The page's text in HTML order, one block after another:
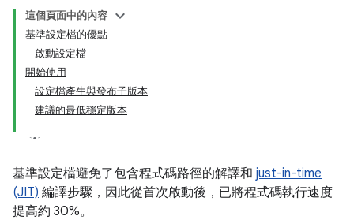
這個頁面中的內容
基準設定檔的優點
啟動設定檔
開始使用
設定檔產生與發布子版本
建議的最低穩定版本
基準設定檔避免了包含程式碼路徑的解譯和 just-in-time
(JIT) 編譯步驟，因此從首次啟動後，已將程式碼執行速度
提高約 30%。